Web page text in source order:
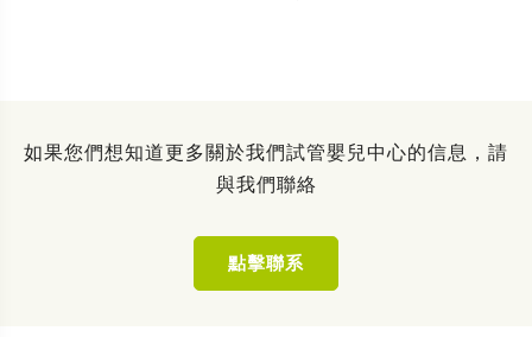
如果您們想知道更多關於我們試管嬰兒中心的信息，請
與我們聯絡
點擊聯系